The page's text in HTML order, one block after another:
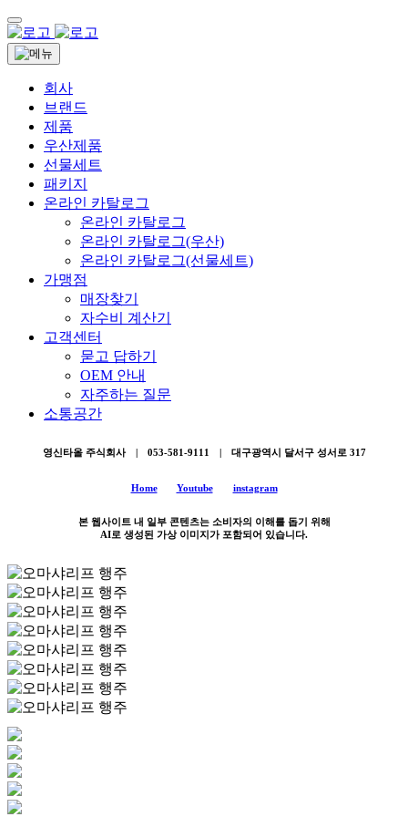
회사
브랜드
제품
우산제품
선물세트
패키지
온라인 카탈로그
온라인 카탈로그
온라인 카탈로그(우산)
온라인 카탈로그(선물세트)
가맹점
매장찾기
자수비 계산기
고객센터
묻고 답하기
OEM 안내
자주하는 질문
소통공간
영신타올 주식회사 | 053-581-9111 | 대구광역시 달서구 성서로 317
Home Youtube instagram
본 웹사이트 내 일부 콘텐츠는 소비자의 이해를 돕기 위해
AI로 생성된 가상 이미지가 포함되어 있습니다.